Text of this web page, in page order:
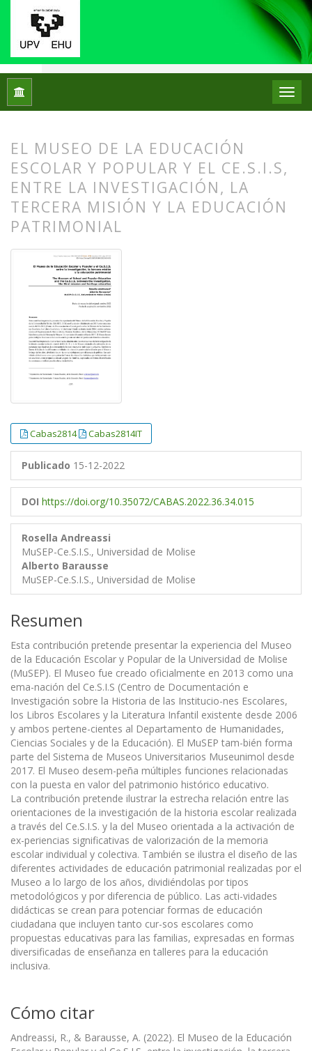
Inicio Núm. 28 (2022): Número Monográfico:
EL MUSEO DE LA EDUCACIÓN
ESCOLAR Y POPULAR Y EL CE.S.I.S,
ENTRE LA INVESTIGACIÓN, LA
TERCERA MISIÓN Y LA EDUCACIÓN
PATRIMONIAL
Cabas2814 Cabas2814IT
Publicado 15-12-2022
DOI https://doi.org/10.35072/CABAS.2022.36.34.015
Rosella Andreassi
MuSEP-Ce.S.I.S., Universidad de Molise
Alberto Barausse
MuSEP-Ce.S.I.S., Universidad de Molise
Resumen
Esta contribución pretende presentar la experiencia del Museo
de la Educación Escolar y Popular de la Universidad de Molise
(MuSEP). El Museo fue creado oficialmente en 2013 como una
ema-nación del Ce.S.I.S (Centro de Documentación e
Investigación sobre la Historia de las Institucio-nes Escolares,
los Libros Escolares y la Literatura Infantil existente desde 2006
y ambos pertene-cientes al Departamento de Humanidades,
Ciencias Sociales y de la Educación). El MuSEP tam-bién forma
parte del Sistema de Museos Universitarios Museunimol desde
2017. El Museo desem-peña múltiples funciones relacionadas
con la puesta en valor del patrimonio histórico educativo.
La contribución pretende ilustrar la estrecha relación entre las
orientaciones de la investigación de la historia escolar realizada
a través del Ce.S.I.S. y la del Museo orientada a la activación de
ex-periencias significativas de valorización de la memoria
escolar individual y colectiva. También se ilustra el diseño de las
diferentes actividades de educación patrimonial realizadas por el
Museo a lo largo de los años, dividiéndolas por tipos
metodológicos y por diferencia de público. Las acti-vidades
didácticas se crean para potenciar formas de educación
ciudadana que incluyen tanto cur-sos escolares como
propuestas educativas para las familias, expresadas en formas
diversificadas de enseñanza en talleres para la educación
inclusiva.
Cómo citar
Andreassi, R., & Barausse, A. (2022). El Museo de la Educación